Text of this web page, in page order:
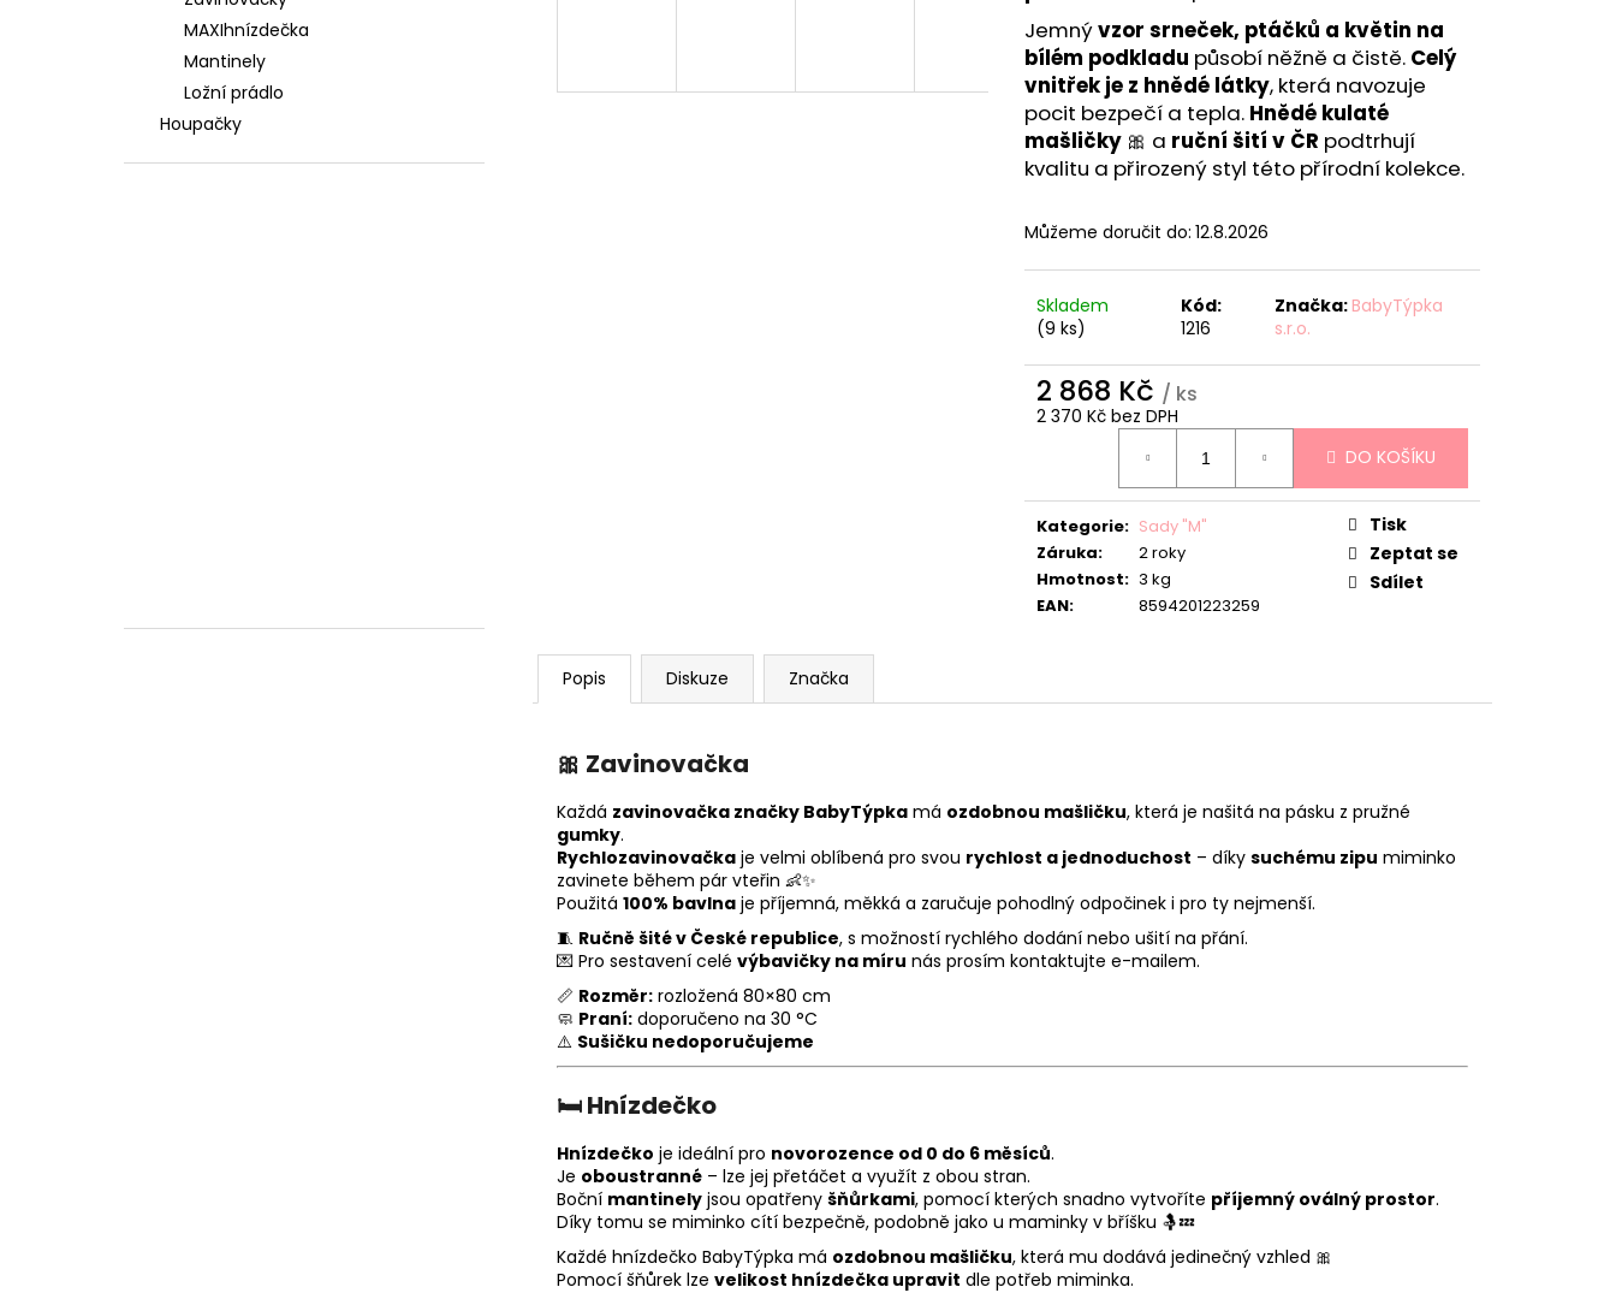
MAXIhnízdečka
Mantinely
Ložní prádlo
Houpačky
Jemnývzor srneček, ptáčků a květin na
bílém podkladu působí něžně a čistě. Celý
vnitřek je z hnědé látky, která navozuje
pocit bezpečí a tepla. Hnědé kulaté
mašličky 🎀 a ruční šití v ČR podtrhují
kvalitu a přirozený styl této přírodní kolekce.
Můžeme doručit do: 12.8.2026
Skladem
(9 ks)
Kód:
1216
Značka: BabyTýpka
s.r.o.
2 868 Kč / ks
2 370 Kč bez DPH
DO KOŠÍKU
Kategorie: Sady "M"
Záruka:
2 roky
Hmotnost: 3 kg
EAN: 8594201223259
Tisk
Zeptat se
Sdílet
Popis Diskuze Značka
🎀 Zavinovačka
Každá zavinovačka značky BabyTýpka má ozdobnou mašličku, která je našitá na pásku z pružné
gumky.
Rychlozavinovačka je velmi oblíbená pro svou rychlost a jednoduchost – díky suchému zipu miminko
zavinete během pár vteřin 👶✨
Použitá 100% bavlna je příjemná, měkká a zaručuje pohodlný odpočinek i pro ty nejmenší.
🧵 Ručně šité v České republice, s možností rychlého dodání nebo ušití na přání.
💌 Pro sestavení celé výbavičky na míru nás prosím kontaktujte e-mailem.
📏 Rozměr: rozložená 80×80 cm
🧼 Praní: doporučeno na 30 °C
⚠️ Sušičku nedoporučujeme
🛏️Hnízdečko
Hnízdečko je ideální pro novorozence od 0 do 6 měsíců.
Je oboustranné – lze jej přetáčet a využít z obou stran.
Boční mantinely jsou opatřeny šňůrkami, pomocí kterých snadno vytvoříte příjemný oválný prostor.
Díky tomu se miminko cítí bezpečně, podobně jako u maminky v bříšku 🤱💤
Každé hnízdečko BabyTýpka má ozdobnou mašličku, která mu dodává jedinečný vzhled 🎀
Pomocí šňůrek lze velikost hnízdečka upravit dle potřeb miminka.
3 588 Kč